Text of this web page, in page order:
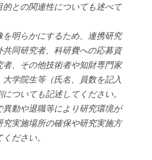
との関連性についても述べて
を明らかにするため、連携研究
同研究者、科研費への応募資
、その他技術者や知財専門家
学院生等（氏名、員数を記入
ついても記述してください。
動や退職等により研究環境が
実施場所の確保や研究実施方
ださい。